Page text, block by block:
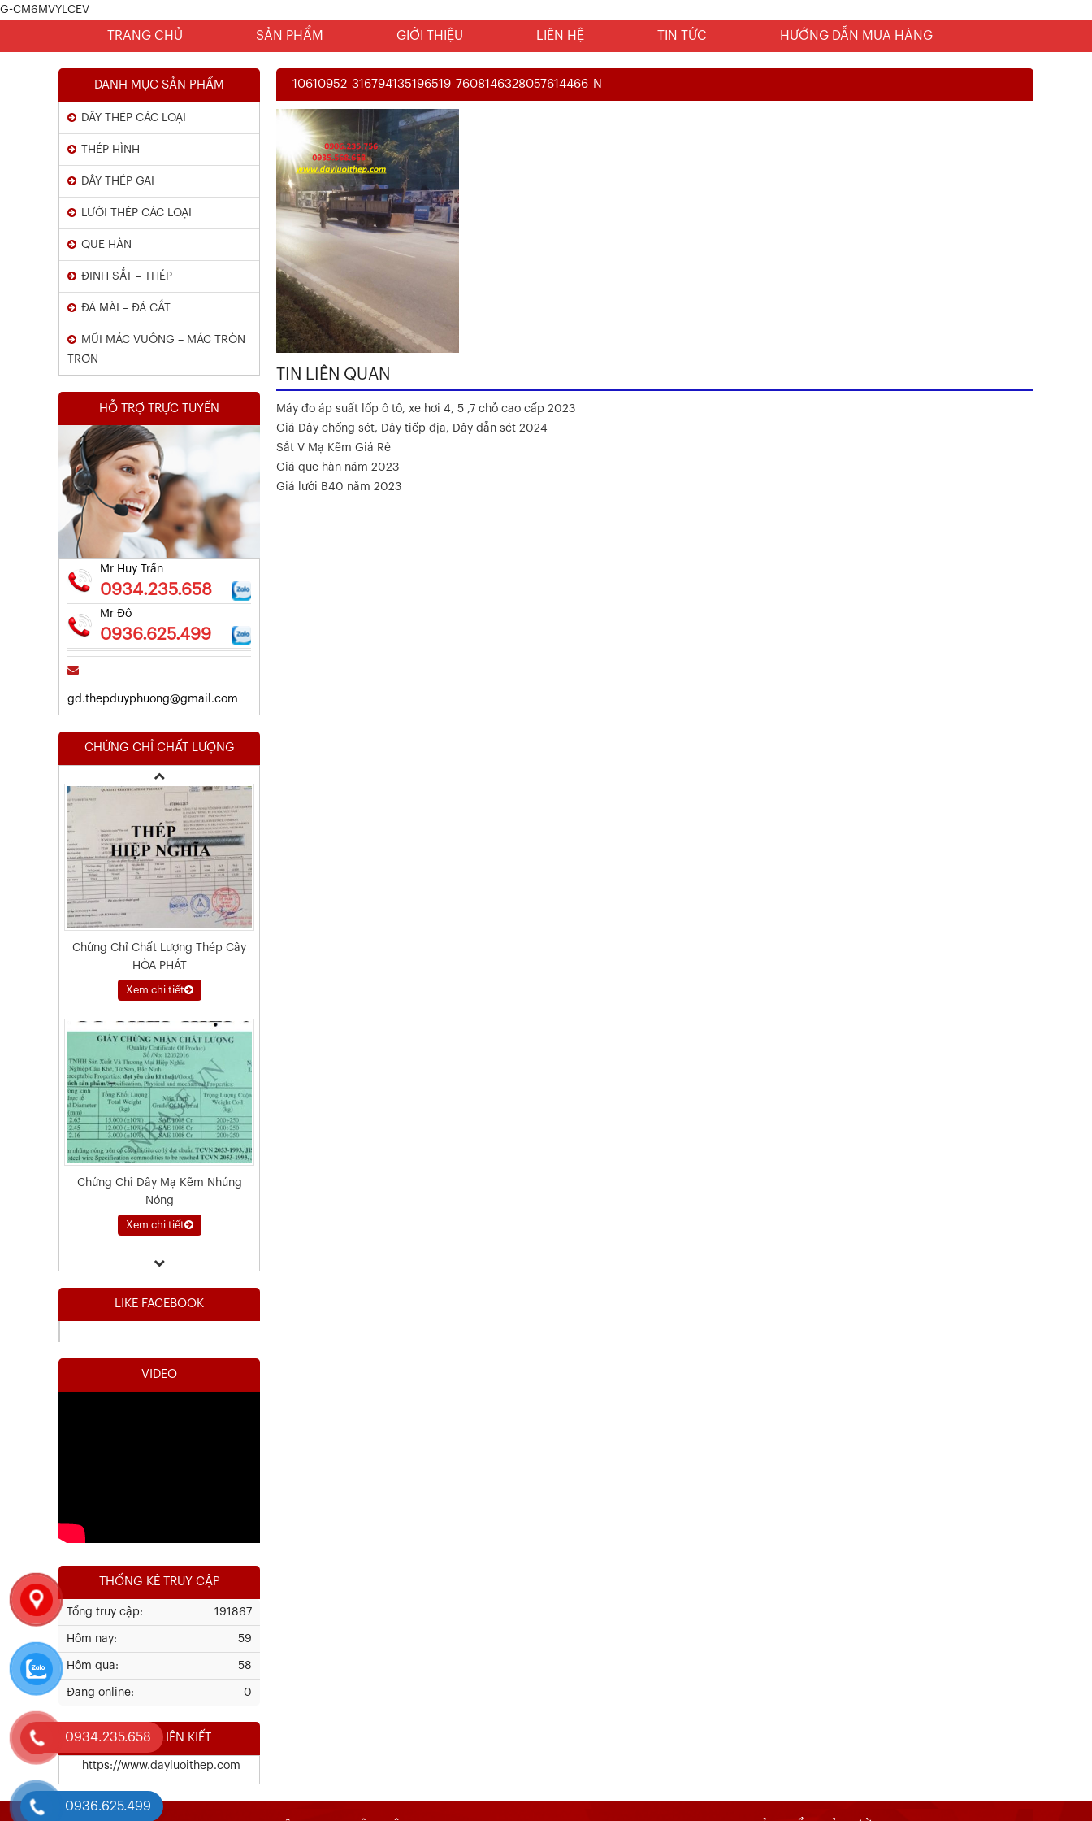
G-CM6MVYLCEV
TRANG CHỦ SẢN PHẨM GIỚI THIỆU LIÊN HỆ TIN TỨC HƯỚNG DẪN MUA HÀNG
10610952_316794135196519_7608146328057614466_N
TIN LIÊN QUAN
Máy đo áp suất lốp ô tô, xe hơi 4, 5 ,7 chỗ cao cấp 2023
Giá Dây chống sét, Dây tiếp địa, Dây dẫn sét 2024
Sắt V Mạ Kẽm Giá Rẻ
Giá que hàn năm 2023
Giá lưới B40 năm 2023
DANH MỤC SẢN PHẨM
DÂY THÉP CÁC LOẠI
THÉP HÌNH
DÂY THÉP GAI
LƯỚI THÉP CÁC LOẠI
QUE HÀN
ĐINH SẮT – THÉP
ĐÁ MÀI – ĐÁ CẮT
MŨI MÁC VUÔNG – MÁC TRÒN
TRƠN
HỖ TRỢ TRỰC TUYẾN
Mr Huy Trần
0934.235.658
Mr Đô
0936.625.499
gd.thepduyphuong@gmail.com
CHỨNG CHỈ CHẤT LƯỢNG
Chứng Chỉ Dây Mạ Kẽm Nhúng
Nóng
Kết Quả Thử Nghiệm Lưới Tô Tường
Xem chi tiết
Kết Quả Thử Nghiệm Lưới Tô Tường
Chứng Chỉ Chất Lượng Thép Cây
HÒA PHÁT
Xem chi tiết
Chứng Chỉ Dây Mạ Kẽm Nhúng
Nóng
Xem chi tiết
Kết Quả Thử Nghiệm Lưới Tô Tường
Xem chi tiết
LIKE FACEBOOK
VIDEO
THỐNG KÊ TRUY CẬP
191867
Tổng truy cập:
59
Hôm nay:
58
Hôm qua:
0
Đang online:
WEBSITE LIÊN KIẾT
https://www.dayluoithep.com
0934.235.658
0936.625.499